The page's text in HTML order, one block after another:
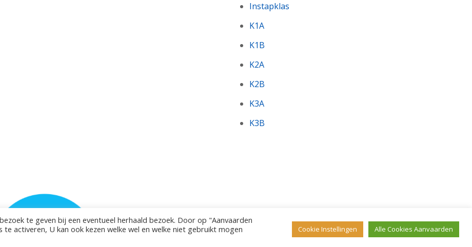
Instapklas
K1A
K1B
K2A
K2B
K3A
K3B
te geven bij een eventueel herhaald bezoek. Door op "Aanvaarden
activeren, U kan ook kezen welke wel en welke niet gebruikt mogen
Cookie Instellingen Alle Cookies Aanvaarden